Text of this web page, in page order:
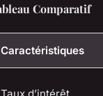
Comparatif
Caractéristiques